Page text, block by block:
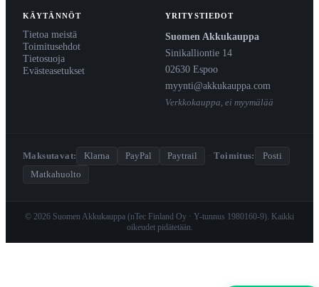
KÄYTÄNNÖT
Tietoa meistä
Toimitusehdot
Tietosuoja
Evästeasetukset
YRITYSTIEDOT
Suomen Akkukauppa
Sinikalliontie 14
02630 Espoo
myynti@akkukauppa.com
Verkkokauppa, ei myymälää
Maksutavat: Klarna PayPal Paytrail · Toimitus:
Posti
Matkahuolto
© 2026 Suomen Akkukauppa (nTec Finland Oy · Y-tunnus 1980160-9). Kaikki
oikeudet pidätetään.